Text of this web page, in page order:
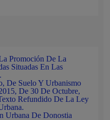
Promoción De La
Situadas En Las
De Suelo Y Urbanismo
De 30 De Octubre,
Refundido De La Ley
Urbana De Donostia